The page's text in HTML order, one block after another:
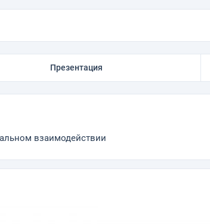
Презентация
взаимодействии